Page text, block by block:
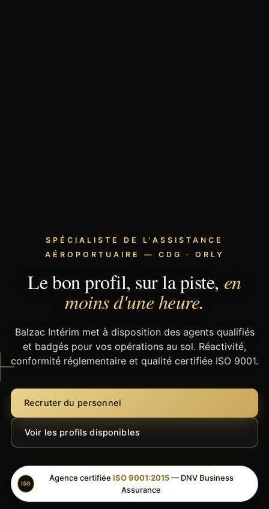
SPÉCIALISTE DE L'ASSISTANCE
AÉROPORTUAIRE — CDG · ORLY
Le bon profil, sur la piste, en
moins d'une heure.
Balzac Intérim met à disposition des agents qualifiés
et badgés pour vos opérations au sol. Réactivité,
conformité réglementaire et qualité certifiée ISO 9001.
Recruter du personnel
Voir les profils disponibles
ISO
Agence certifiée ISO 9001:2015— DNV Business
Assurance